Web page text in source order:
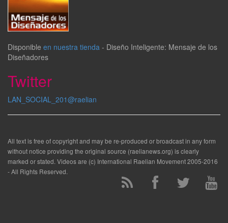
Disponible en nuestra tienda - Diseño Inteligente: Mensaje de los
Diseñadores
Twitter
LAN_SOCIAL_201@raelian
All text is free of copyright and may be re-produced or broadcast in any form
without notice providing the original source (raelianews.org) is clearly
marked or stated. Videos are (c) International Raelian Movement 2005-2016
- All Rights Reserved.